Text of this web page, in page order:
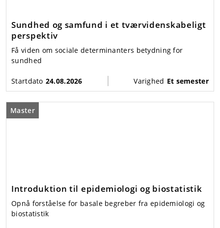
Sundhed og samfund i et tværvidenskabeligt
perspektiv
Få viden om sociale determinanters betydning for
sundhed
Startdato 24.08.2026 Varighed Et semester
Master
Introduktion til epidemiologi og biostatistik
Opnå forståelse for basale begreber fra epidemiologi og
biostatistik